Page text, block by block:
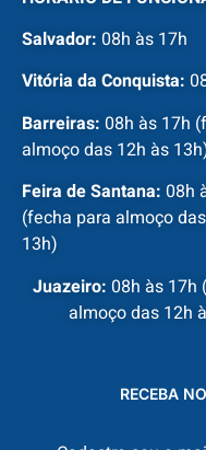
Salvador: 08h às 17h
Vitória da Conquista:
Barreiras: 08h às 17h
almoço das 12h às
Feira de Santana: 08h
(fecha para almoço
13h)
Juazeiro: 08h às 17h
almoço das 12h
RECEBA